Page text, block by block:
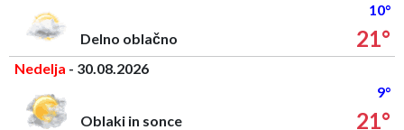
10°
Delno oblačno
21°
Nedelja - 30.08.2026
9°
Oblaki in sonce
21°